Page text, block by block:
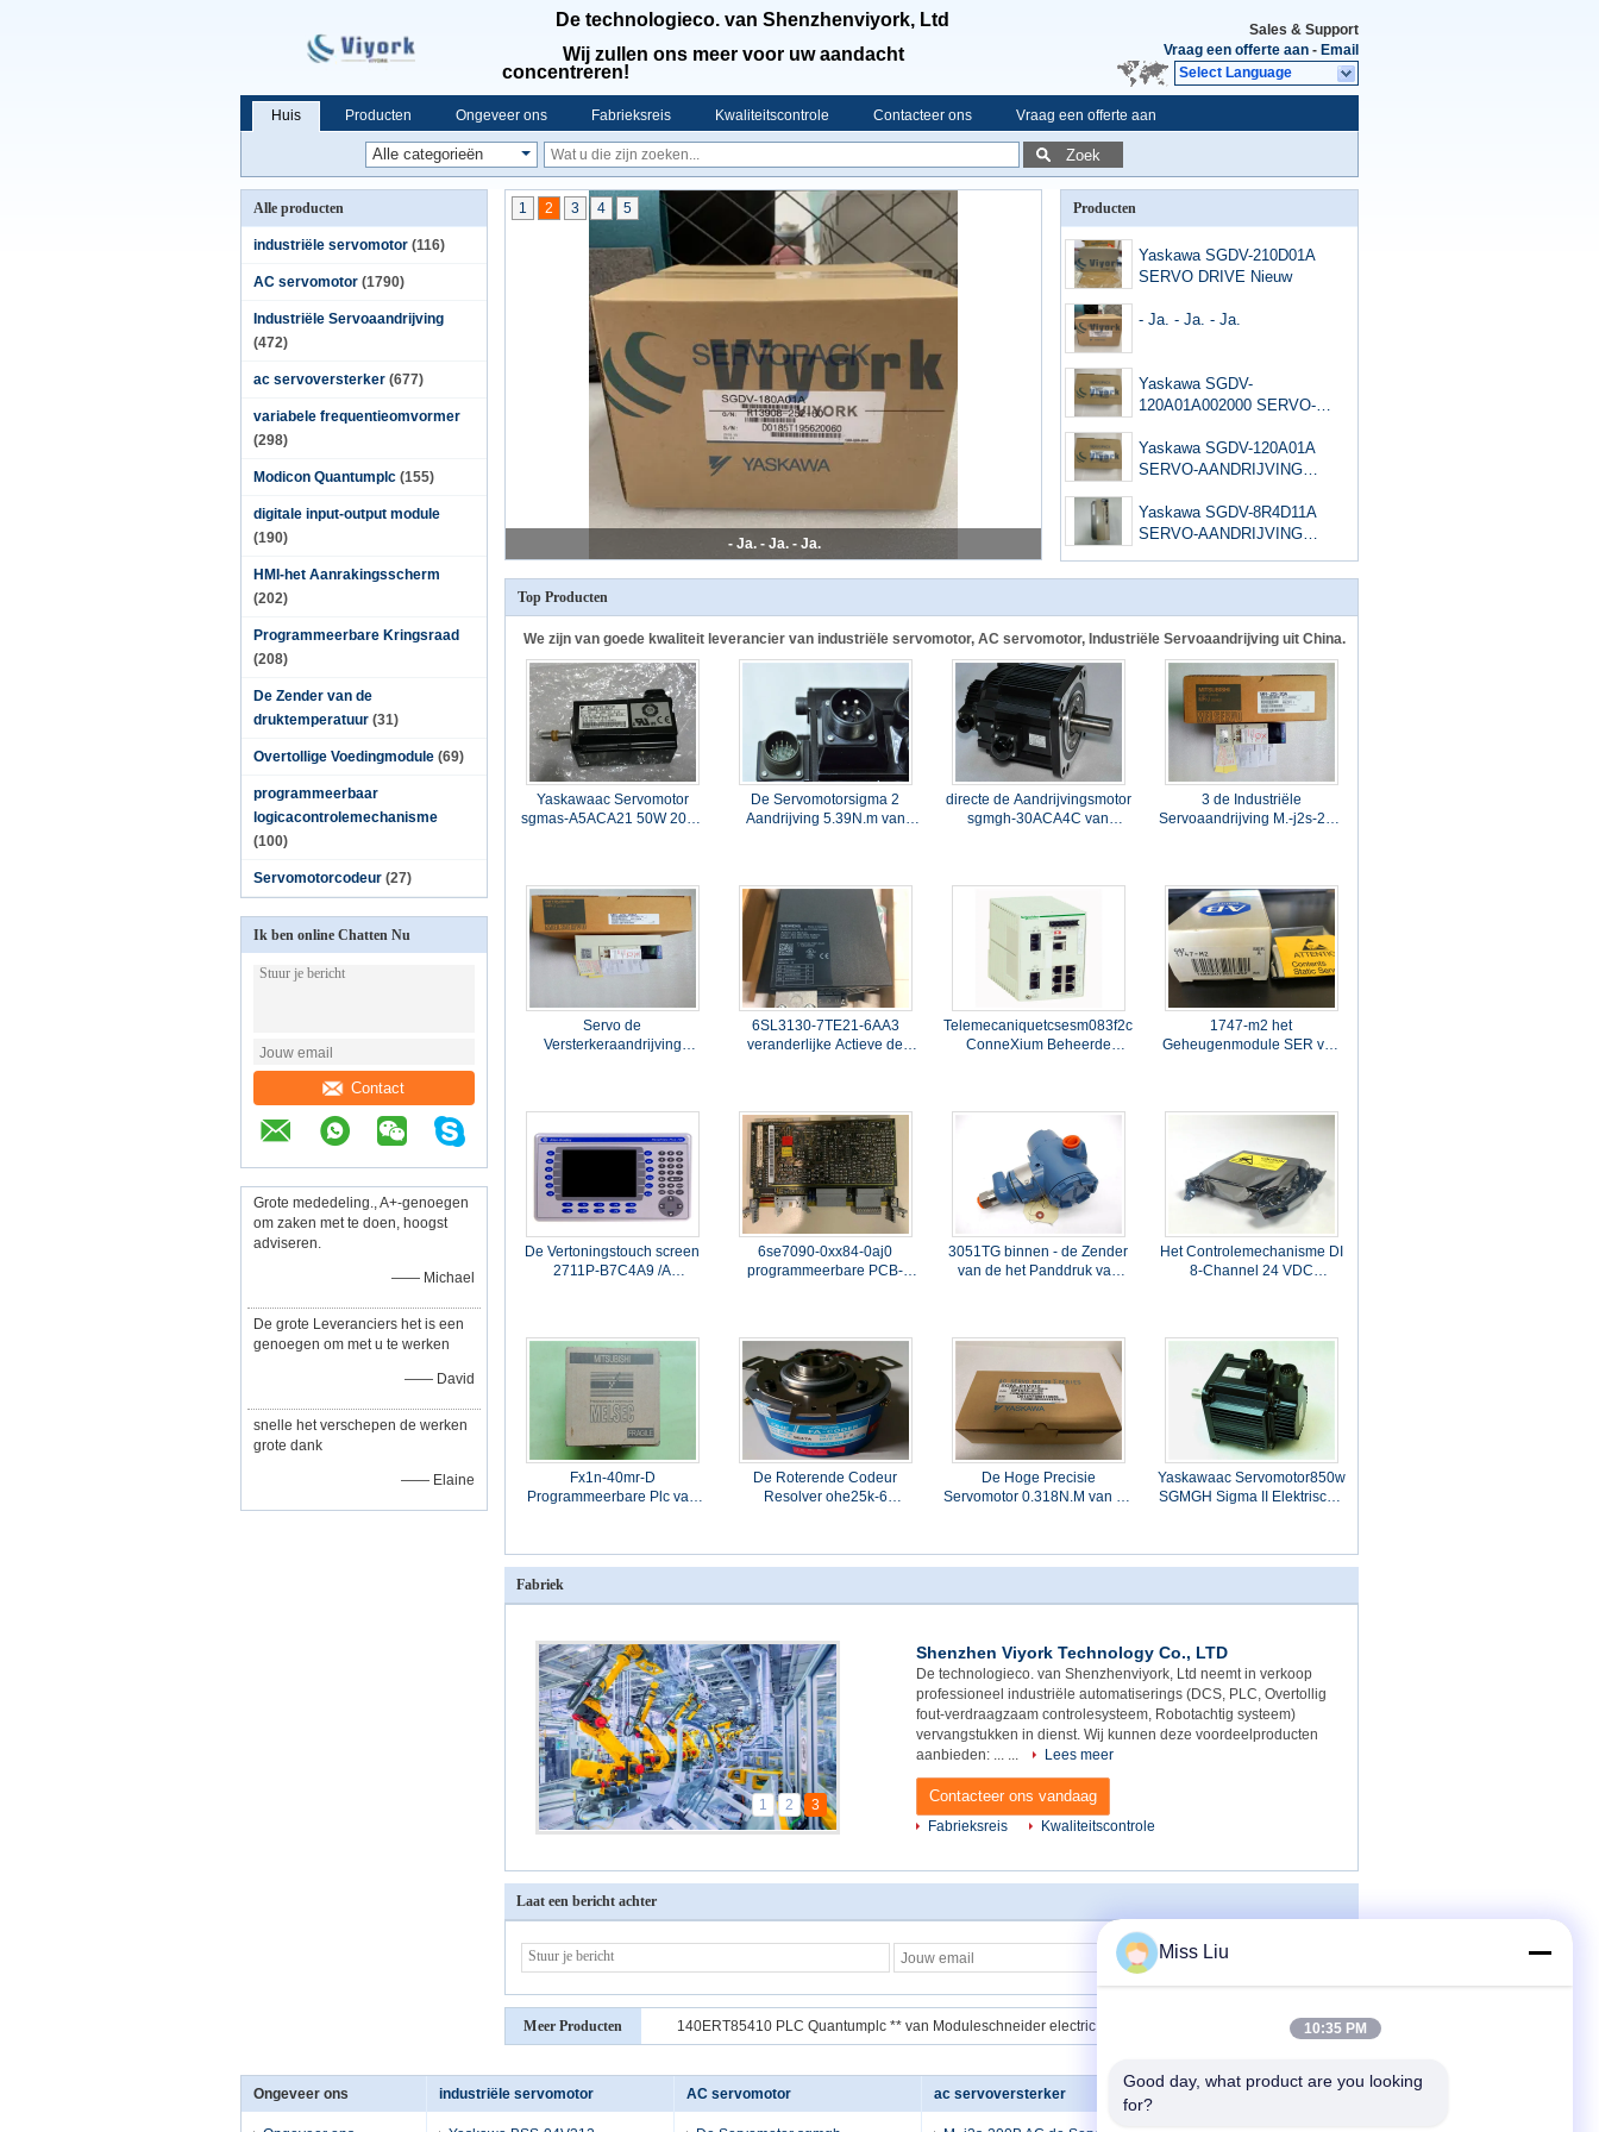
De technologieco. van Shenzhenviyork, Ltd
Wij zullen ons meer voor uw aandacht
concentreren!
Sales & Support
Vraag een offerte aan - Email
Select Language
Huis Producten Ongeveer ons Fabrieksreis Kwaliteitscontrole Contacteer ons Vraag een offerte aan
Zoek
Alle producten
industriële servomotor (116)
AC servomotor (1790)
Industriële Servoaandrijving
(472)
ac servoversterker (677)
variabele frequentieomvormer
(298)
Modicon Quantumplc (155)
digitale input-output module
(190)
HMI-het Aanrakingsscherm
(202)
Programmeerbare Kringsraad
(208)
De Zender van de
druktemperatuur (31)
Overtollige Voedingmodule (69)
programmeerbaar
logicacontrolemechanisme
(100)
Servomotorcodeur (27)
Ik ben online Chatten Nu
Contact
Grote mededeling., A+-genoegen
om zaken met te doen, hoogst
adviseren.
—— Michael
De grote Leveranciers het is een
genoegen om met u te werken
—— David
snelle het verschepen de werken
grote dank
—— Elaine
- Ja. - Ja. - Ja.
1 2 3 4 5 Producten
Yaskawa SGDV-210D01A
SERVO DRIVE Nieuw
- Ja. - Ja. - Ja.
Yaskawa SGDV-
120A01A002000 SERVO-
3FASE 230VAC
ANALOOG/PULSE NIEUW
Yaskawa SGDV-120A01A
SERVO-AANDRIJVING
ANALOOG/PULS NIEUW
Yaskawa SGDV-8R4D11A
SERVO-AANDRIJVING
NIEUW
Top Producten
We zijn van goede kwaliteit leverancier van industriële servomotor, AC servomotor, Industriële Servoaandrijving uit China.
Yaskawaac Servomotor
sgmas-A5ACA21 50W 200V
De Servomotorsigma 2
Aandrijving 5.39N.m van
directe de Aandrijvingsmotor
sgmgh-30ACA4C van
3 de Industriële
Servoaandrijving M.-j2s-20A
Servo de
Versterkeraandrijving
6SL3130-7TE21-6AA3
veranderlijke Actieve de
Telemecaniquetcsesm083f2cs0
ConneXium Beheerde
1747-m2 het
Geheugenmodule SER van
De Vertoningstouch screen
2711P-B7C4A9 /A
6se7090-0xx84-0aj0
programmeerbare PCB-
3051TG binnen - de Zender
van de het Panddruk van
Het Controlemechanisme DI
8-Channel 24 VDC
12P0549X112 Emerson
Deltav Pk
Fx1n-40mr-D
Programmeerbare Plc van
Communicatie Module
De Roterende Codeur
Resolver ohe25k-6
voor de Servomotor van
De Hoge Precisie
Servomotor 0.318N.M van de
Yaskawaac Servomotor850w
SGMGH Sigma II Elektrische
Fabriek
1 2 3
Shenzhen Viyork Technology Co., LTD
De technologieco. van Shenzhenviyork, Ltd neemt in verkoop
professioneel industriële automatiserings (DCS, PLC, Overtollig
fout-verdraagzaam controlesysteem, Robotachtig systeem)
vervangstukken in dienst. Wij kunnen deze voordeelproducten
aanbieden: ... ...
Lees meer
Contacteer ons vandaag
Fabrieksreis Kwaliteitscontrole
Laat een bericht achter
Contact
Meer Producten
Ongeveer ons industriële servomotor AC servomotor ac servoversterker Contacteer ons
Miss Liu
10:35 PM
Good day, what product are you looking
for?